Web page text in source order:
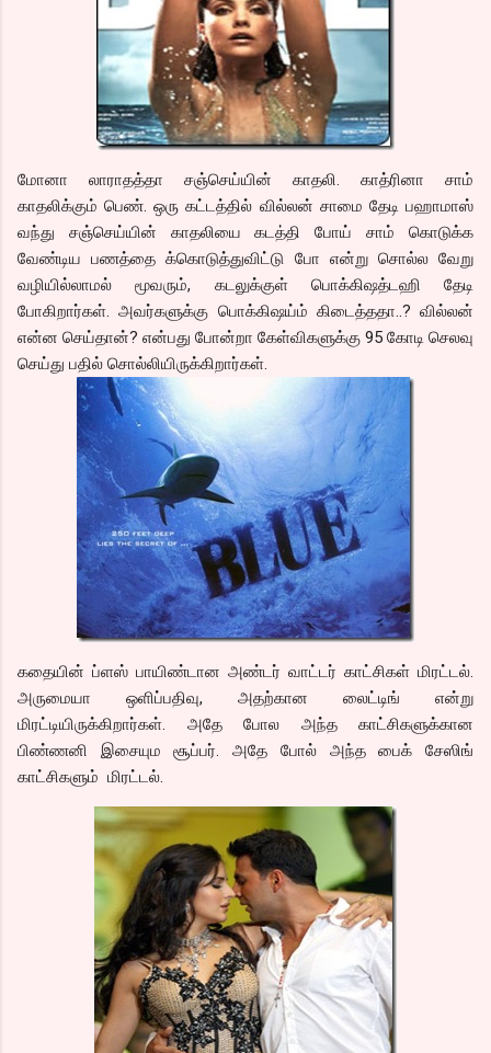
மோனா லாராதத்தா சஞ்செய்யின் காதலி. காத்ரினா சாம்
காதலிக்கும் பெண். ஒரு கட்டத்தில் வில்லன் சாமை தேடி பஹாமாஸ்
வந்து சஞ்செய்யின் காதலியை கடத்தி போய் சாம் கொடுக்க
வேண்டிய பணத்தை க்கொடுத்துவிட்டு போ என்று சொல்ல வேறு
வழியில்லாமல் மூவரும், கடலுக்குள் பொக்கிஷத்டஹி தேடி
போகிறார்கள். அவர்களுக்கு பொக்கிஷய்ம் கிடைத்ததா..? வில்லன்
என்ன செய்தான்? என்பது போன்றா கேள்விகளுக்கு 95 கோடி செலவு
செய்து பதில் சொல்லியிருக்கிறார்கள்.
கதையின் ப்ளஸ் பாயிண்டான அண்டர் வாட்டர் காட்சிகள் மிரட்டல்.
அருமையா ஒளிப்பதிவு, அதற்கான லைட்டிங் என்று
மிரட்டியிருக்கிறார்கள். அதே போல அந்த காட்சிகளுக்கான
பிண்ணனி இசையும சூப்பர். அதே போல் அந்த பைக் சேஸிங்
காட்சிகளும் மிரட்டல்.